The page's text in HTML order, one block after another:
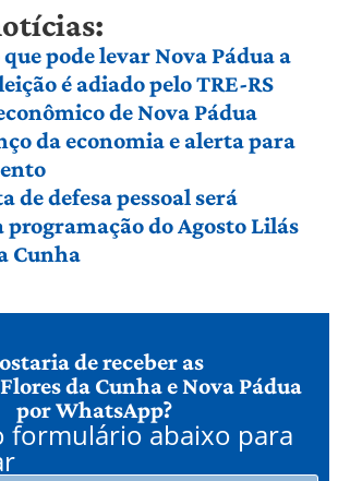
pode levar Nova Pádua a
é adiado pelo TRE-RS
de Nova Pádua
da economia e alerta para
de defesa pessoal será
programação do Agosto Lilás
Cunha
de receber as
da Cunha e Nova Pádua
por WhatsApp?
formulário abaixo para